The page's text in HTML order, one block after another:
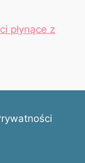
płynące z